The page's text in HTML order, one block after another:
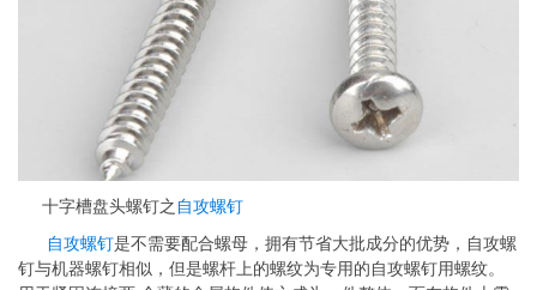
十字槽盘头螺钉之 自攻螺钉
自攻螺钉是不需要配合螺母，拥有节省大批成分的优势，自攻螺
钉与机器螺钉相似，但是螺杆上的螺纹为专用的自攻螺钉用螺纹。